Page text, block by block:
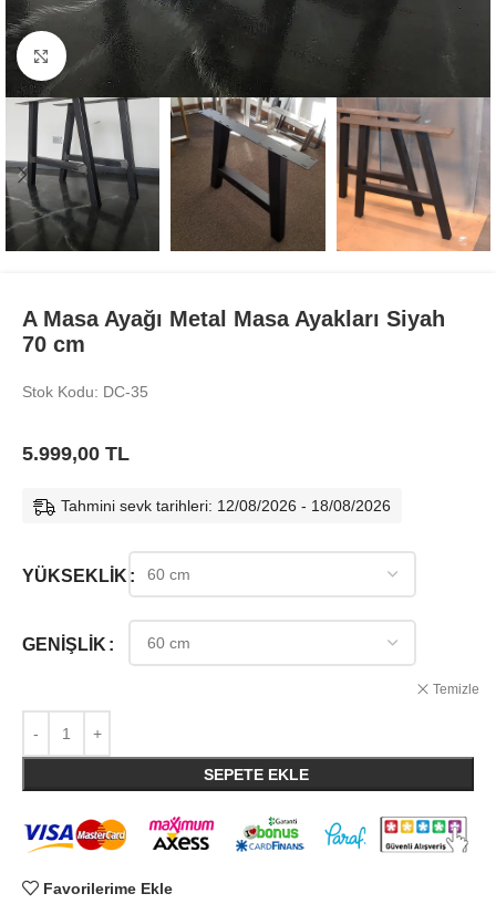
Büyüt
A Masa Ayağı Metal Masa Ayakları Siyah
70 cm
Stok Kodu: DC-35
5.999,00 TL
Tahmini sevk tarihleri: 12/08/2026 - 18/08/2026
YÜKSEKLIK
GENIŞLIK
Temizle
SEPETE EKLE
Favorilerime Ekle